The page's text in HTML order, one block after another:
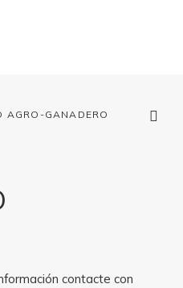
AGRO-GANADERO
contacte con